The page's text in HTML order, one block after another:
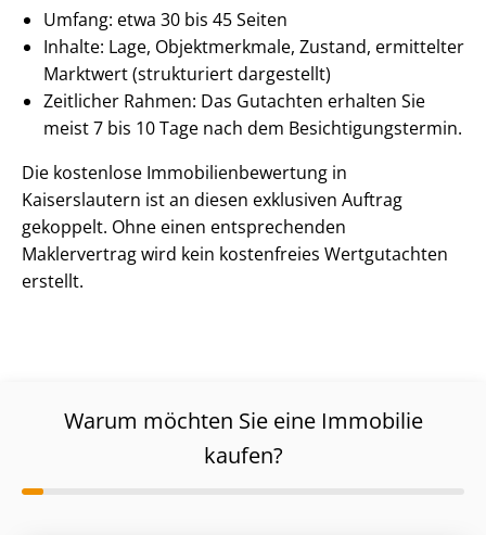
Umfang: etwa 30 bis 45 Seiten
Inhalte: Lage, Objektmerkmale, Zustand, ermittelter
Marktwert (strukturiert dargestellt)
Zeitlicher Rahmen: Das Gutachten erhalten Sie
meist 7 bis 10 Tage nach dem Be­sich­ti­gungs­ter­min.
Die kostenlose Im­mo­bi­li­en­be­wer­tung in
Kaiserslautern ist an diesen exklusiven Auftrag
gekoppelt. Ohne einen entsprechenden
Maklervertrag wird kein kostenfreies Wertgutachten
erstellt.
Warum möchten Sie eine Immobilie
kaufen?